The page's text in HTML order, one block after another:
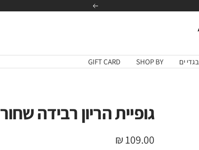
הבא
בגדי ים SHOP BY
GIFT CARD
גופיית הריון רבידה שחור
מחיר
109.00 ₪